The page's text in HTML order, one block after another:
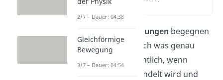
Energieumwandlungen begegnen
dir jeden Tag. Doch was genau
bedeutet es eigentlich, wenn
Energie umgewandelt wird und
2/7 – Dauer: 04:38
Gleichförmige
Bewegung
3/7 – Dauer: 04:54